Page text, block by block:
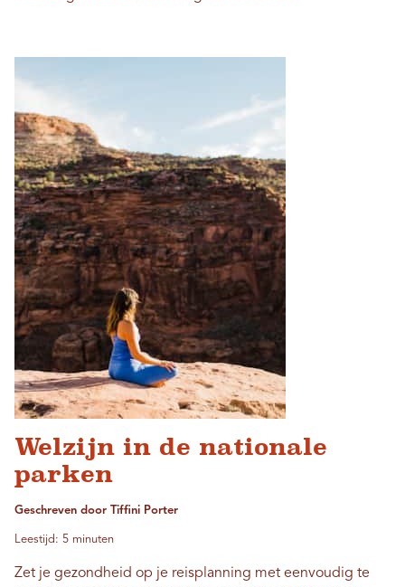
Welzijn in de nationale
parken
Geschreven door Tiffini Porter
Leestijd: 5 minuten
Zet je gezondheid op je reisplanning met eenvoudig te